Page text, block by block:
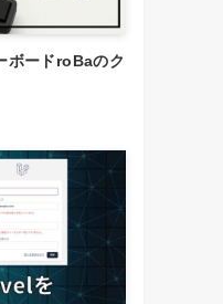
ボードroBaのク